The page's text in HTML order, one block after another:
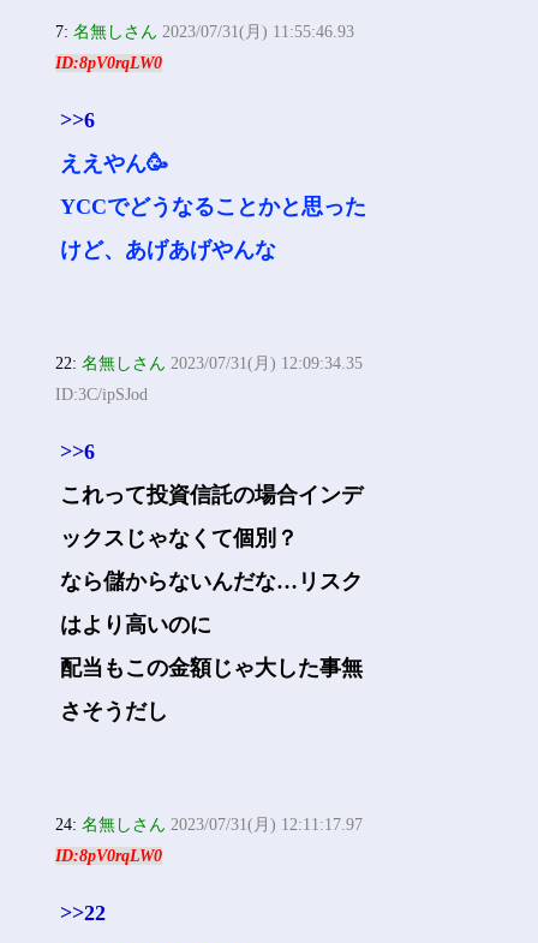
7:名無しさん 2023/07/31(月) 11:55:46.93
ID:8pV0rqLW0
>>6
ええやん🥳
YCCでどうなることかと思った
けど、あげあげやんな
22:名無しさん 2023/07/31(月) 12:09:34.35
ID:3C/ipSJod
>>6
これって投資信託の場合インデ
ックスじゃなくて個別？
なら儲からないんだな…リスク
はより高いのに
配当もこの金額じゃ大した事無
さそうだし
24:名無しさん 2023/07/31(月) 12:11:17.97
ID:8pV0rqLW0
>>22